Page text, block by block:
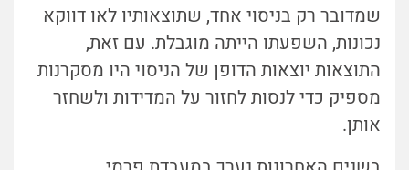
שמדובר רק בניסוי אחד, שתוצאותיו לאו דווקא
נכונות, השפעתו הייתה מוגבלת. עם זאת,
התוצאות יוצאות הדופן של הניסוי היו מסקרנות
מספיק כדי לנסות לחזור על המדידות ולשחזר
אותן.